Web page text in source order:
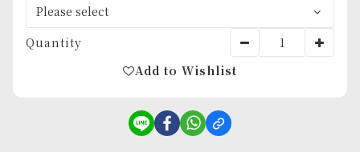
Quantity
Add to Wishlist